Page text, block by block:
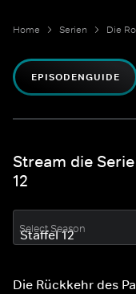
Home Serien Die
EPISODENGUIDE
Stream die
12
Select Season
Die Rückkehr des